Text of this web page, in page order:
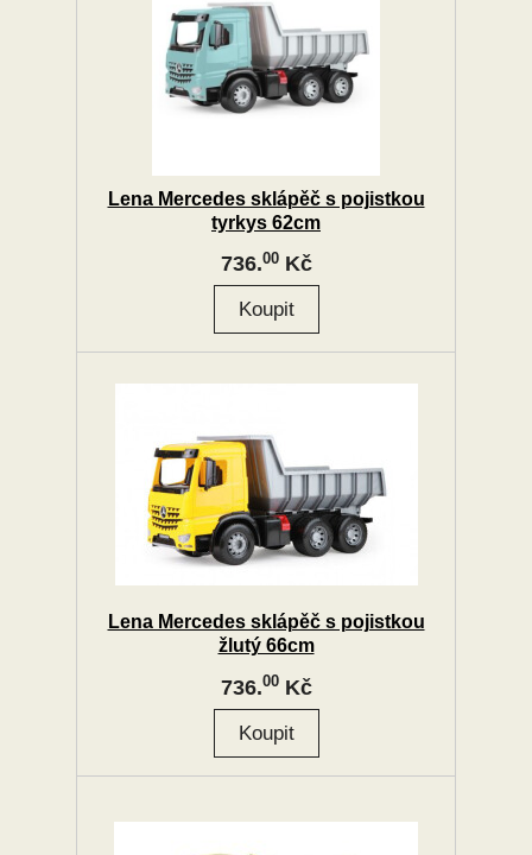
Lena Mercedes sklápěč s pojistkou
tyrkys 62cm
736.00Kč
Lena Mercedes sklápěč s pojistkou
žlutý 66cm
736.00Kč